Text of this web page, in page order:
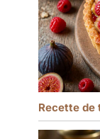
Recette de